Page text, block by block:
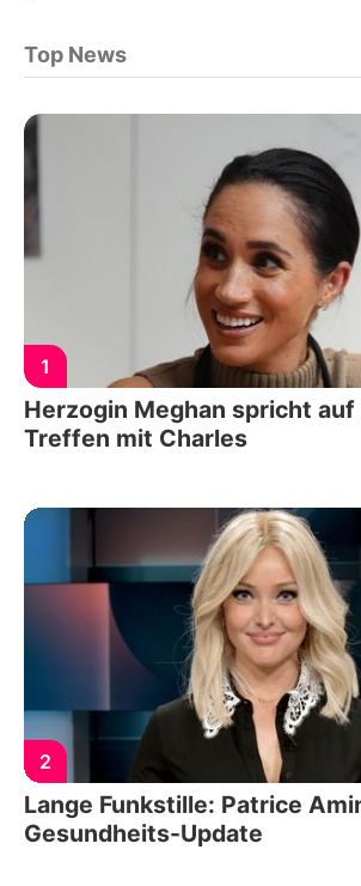
Top News
1
Herzogin Meghan spricht
Treffen mit Charles
2
Lange Funkstille: Patrice
Gesundheits-Update